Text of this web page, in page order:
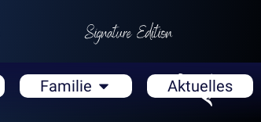
Familie Aktuelles